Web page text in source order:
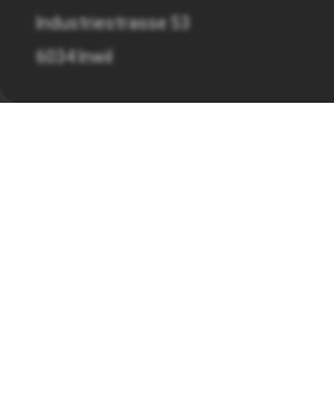
Industriestrasse 53
6034 Inwil